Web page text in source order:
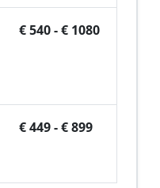
€ 540 - € 1080
€ 449 - € 899